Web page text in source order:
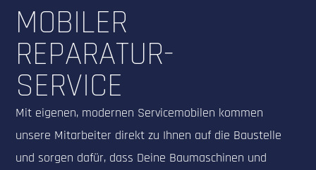
MOBILER
REPARATUR-
SERVICE
Mit eigenen, modernen Servicemobilen kommen
unsere Mitarbeiter direkt zu Ihnen auf die Baustelle
und sorgen dafür, dass Deine Baumaschinen und